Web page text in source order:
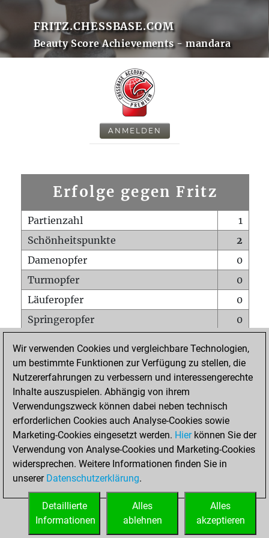
FRITZ.CHESSBASE.COM
Beauty Score Achievements - mandara
ANMELDEN
Erfolge gegen Fritz
Partienzahl
1
Schönheitspunkte
2
Damenopfer
0
Turmopfer
0
Läuferopfer
0
Springeropfer
0
Matt auf vollem Brett
0
Bauer setzt Matt
0
Erstickte Matts
Unterverwandlungen
Türme auf der siebten
0
STARTSEITE
Wir verwenden Cookies und vergleichbare Technologien,
um bestimmte Funktionen zur Verfügung zu stellen, die
Nutzererfahrungen zu verbessern und interessengerechte
Inhalte auszuspielen. Abhängig von ihrem
Verwendungszweck können dabei neben technisch
erforderlichen Cookies auch Analyse-Cookies sowie
Marketing-Cookies eingesetzt werden. Hierkönnen Sie der
Verwendung von Analyse-Cookies und Marketing-Cookies
widersprechen. Weitere Informationen finden Sie in
unserer Datenschutzerklärung.
Alles
akzeptieren
Alles
ablehnen
Detaillierte
Informationen